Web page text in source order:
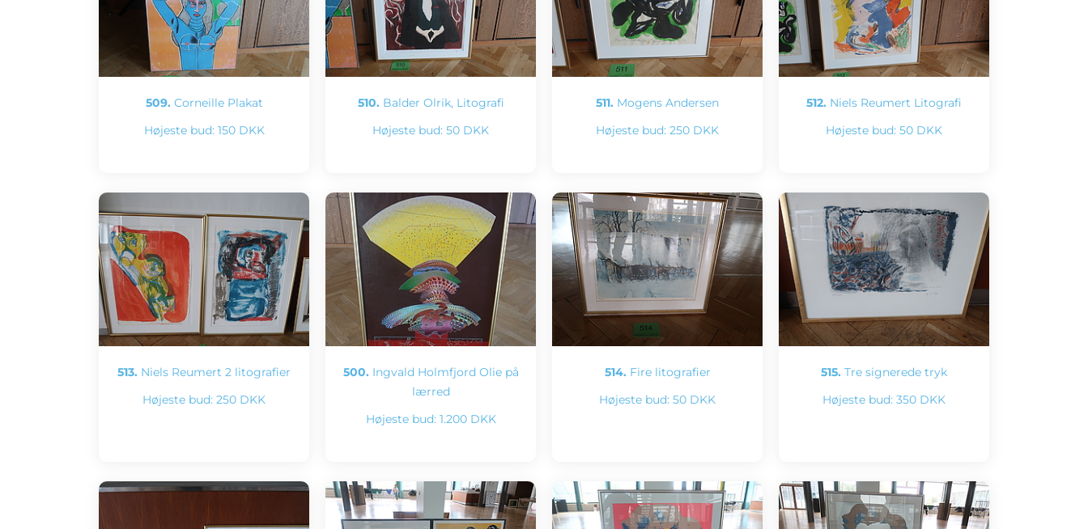
509. Corneille Plakat
Højeste bud: 150 DKK
510. Balder Olrik, Litografi
Højeste bud: 50 DKK
511. Mogens Andersen
Højeste bud: 250 DKK
512. Niels Reumert Litografi
Højeste bud: 50 DKK
513. Niels Reumert 2 litografier
Højeste bud: 250 DKK
500. Ingvald Holmfjord Olie på
lærred
Højeste bud: 1.200 DKK
514. Fire litografier
Højeste bud: 50 DKK
515. Tre signerede tryk
Højeste bud: 350 DKK